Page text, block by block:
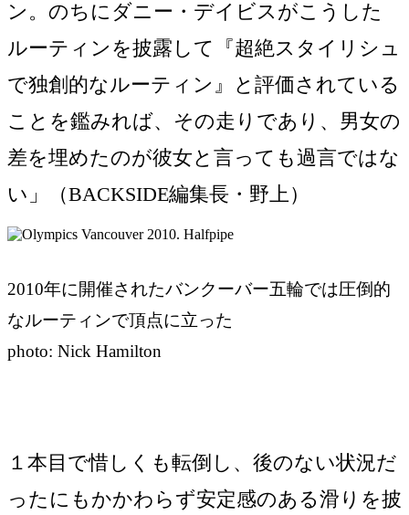
ン。のちにダニー・デイビスがこうした
ルーティンを披露して『超絶スタイリシュ
で独創的なルーティン』と評価されている
ことを鑑みれば、その走りであり、男女の
差を埋めたのが彼女と言っても過言ではな
い」（BACKSIDE編集長・野上）
2010年に開催されたバンクーバー五輪では圧倒的
なルーティンで頂点に立った
photo: Nick Hamilton
１本目で惜しくも転倒し、後のない状況だ
ったにもかかわらず安定感のある滑りを披